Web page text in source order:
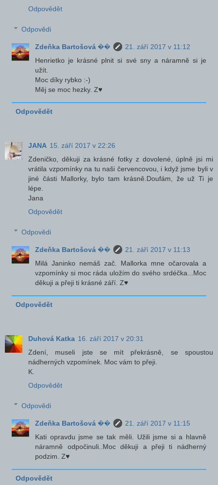
Odpovědět
Odpovědi
Zdeňka Bartošová ��
21. září 2017 v 11:12
Henrietko je krásné plnit si své sny a náramně si je
užít.
Moc díky rybko :-)
Měj se moc hezky. Z♥
Odpovědět
JANA 15. září 2017 v 22:26
Zdeničko, děkuji za krásné fotky z dovolené, úplně jsi mi
vrátila vzpomínky na tu naši červencovou, i když jsme byli v
jiné části Mallorky, bylo tam krásně.Doufám, že už Ti je
lépe.
Jana
Odpovědět
Odpovědi
Zdeňka Bartošová ��
21. září 2017 v 11:13
Milá Janinko nemáš zač. Mallorka mne očarovala a
vzpomínky si moc ráda uložím do svého srdéčka...Moc
děkuji a přeji ti krásné září. Z♥
Odpovědět
Duhová Katka 16. září 2017 v 20:31
Zdení, museli jste se mít překrásně, se spoustou
nádherných vzpomínek. Moc vám to přeji.
K.
Odpovědět
Odpovědi
Zdeňka Bartošová ��
21. září 2017 v 11:15
Kati opravdu jsme se tak měli. Užili jsme si a hlavně
náramně odpočinuli..Moc děkuji a přeji ti nádherný
podzim. Z♥
Odpovědět